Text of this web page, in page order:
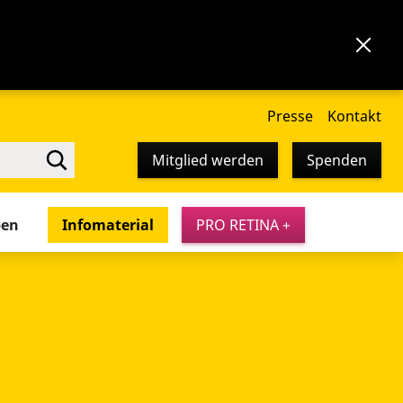
Presse Kontakt
Mitglied werden Spenden
Infomaterial PRO RETINA +